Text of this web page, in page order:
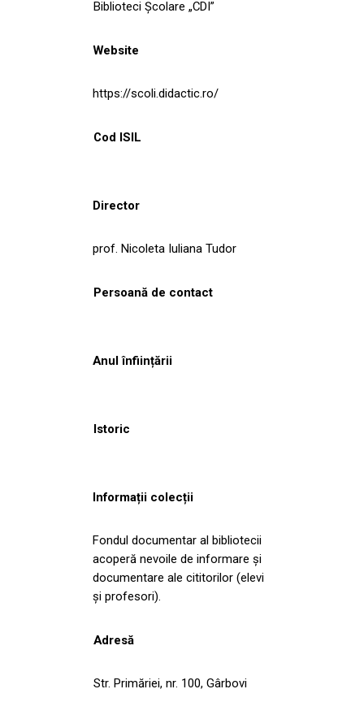
Biblioteci Școlare „CDI”
Website
https://scoli.didactic.ro/
Cod ISIL
Director
prof. Nicoleta Iuliana Tudor
Persoană de contact
Anul înființării
Istoric
Informații colecții
Fondul documentar al bibliotecii
acoperă nevoile de informare și
documentare ale cititorilor (elevi
și profesori).
Adresă
Str. Primăriei, nr. 100, Gârbovi